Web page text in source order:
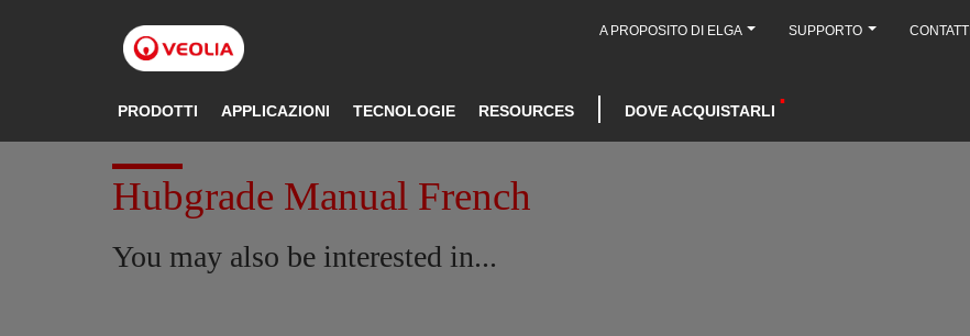
A PROPOSITO DI ELGA SUPPORTO CONTATTI
PRODOTTI APPLICAZIONI TECNOLOGIE RESOURCES DOVE ACQUISTARLI
Hubgrade Manual French
You may also be interested in...